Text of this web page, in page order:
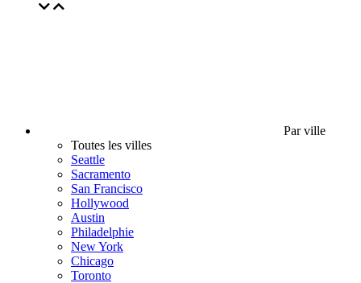
Par ville
Toutes les villes
Seattle
Sacramento
San Francisco
Hollywood
Austin
Philadelphie
New York
Chicago
Toronto